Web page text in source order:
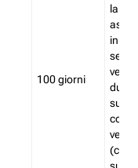
100 giorni
la
in